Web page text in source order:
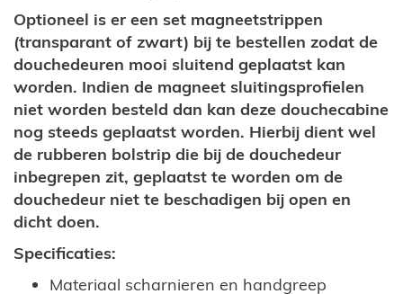
Optioneel is er een set magneetstrippen
(transparant of zwart) bij te bestellen zodat de
douchedeuren mooi sluitend geplaatst kan
worden. Indien de magneet sluitingsprofielen
niet worden besteld dan kan deze douchecabine
nog steeds geplaatst worden. Hierbij dient wel
de rubberen bolstrip die bij de douchedeur
inbegrepen zit, geplaatst te worden om de
douchedeur niet te beschadigen bij open en
dicht doen.
Specificaties:
Materiaal scharnieren en handgreep